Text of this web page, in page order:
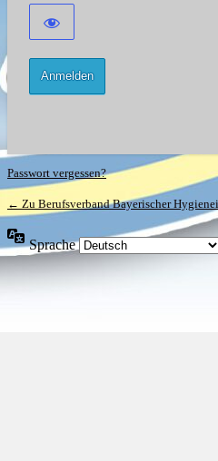
Passwort vergessen?
← Zu Berufsverband Bayerischer
Sprache